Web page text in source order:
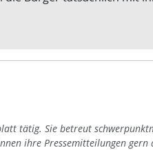
tätig. Sie betreut
ihre Pressemitteilungen